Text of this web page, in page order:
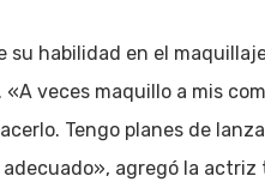
su habilidad en el
«A veces maquillo a mis
Tengo planes de
agregó la actriz